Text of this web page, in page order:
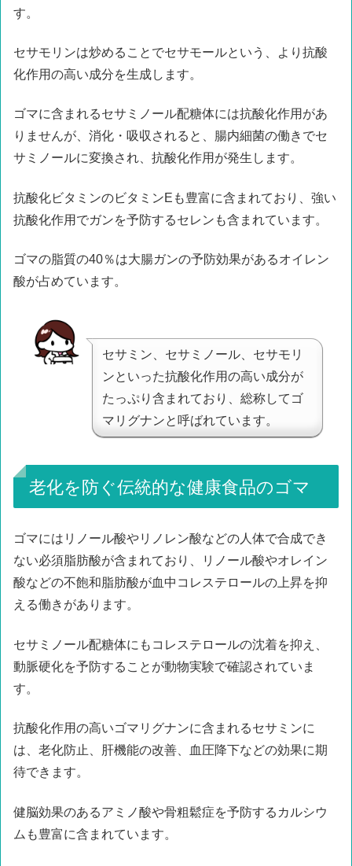
す。
セサモリンは炒めることでセサモールという、より抗酸
化作用の高い成分を生成します。
ゴマに含まれるセサミノール配糖体には抗酸化作用があ
りませんが、消化・吸収されると、腸内細菌の働きでセ
サミノールに変換され、抗酸化作用が発生します。
抗酸化ビタミンのビタミンEも豊富に含まれており、強い
抗酸化作用でガンを予防するセレンも含まれています。
ゴマの脂質の40％は大腸ガンの予防効果があるオイレン
酸が占めています。
セサミン、セサミノール、セサモリ
ンといった抗酸化作用の高い成分が
たっぷり含まれており、総称してゴ
マリグナンと呼ばれています。
老化を防ぐ伝統的な健康食品のゴマ
ゴマにはリノール酸やリノレン酸などの人体で合成でき
ない必須脂肪酸が含まれており、リノール酸やオレイン
酸などの不飽和脂肪酸が血中コレステロールの上昇を抑
える働きがあります。
セサミノール配糖体にもコレステロールの沈着を抑え、
動脈硬化を予防することが動物実験で確認されていま
す。
抗酸化作用の高いゴマリグナンに含まれるセサミンに
は、老化防止、肝機能の改善、血圧降下などの効果に期
待できます。
健脳効果のあるアミノ酸や骨粗鬆症を予防するカルシウ
ムも豊富に含まれています。